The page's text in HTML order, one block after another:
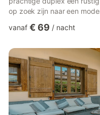
op zoek zijn naar een
gemakkelijk bereikbaar
spotverlichting biedt een
de bank te ontspannen en
vanaf € 69 / nacht